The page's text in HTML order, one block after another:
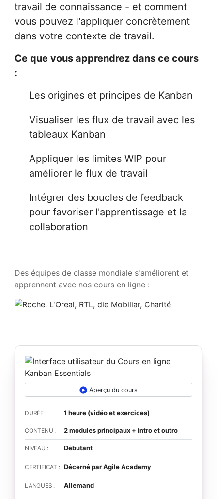
Aperçu du cours
DURÉE : 1 heure (vidéo et exercices)
CONTENU : 2 modules principaux + intro et outro
NIVEAU : Débutant
CERTIFICAT : Décerné par Agile Academy
LANGUES : Allemand
travail de connaissance - et comment
vous pouvez l'appliquer concrètement
dans votre contexte de travail.
Ce que vous apprendrez dans ce cours
:
Les origines et principes de Kanban
Visualiser les flux de travail avec les
tableaux Kanban
Appliquer les limites WIP pour
améliorer le flux de travail
Intégrer des boucles de feedback
pour favoriser l'apprentissage et la
collaboration
Des équipes de classe mondiale s'améliorent et
apprennent avec nos cours en ligne :